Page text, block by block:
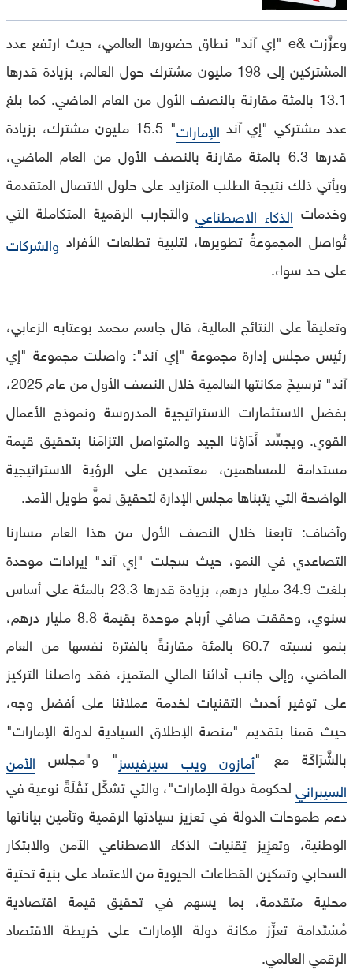
وعزَّزت &e "إي آند" نطاق حضورها العالمي، حيث ارتفع عدد
المشتركين إلى 198 مليون مشترك حول العالم، بزيادة قدرها
13.1 بالمئة مقارنة بالنصف الأول من العام الماضي. كما بلغ
عدد مشتركي "إي آند الإمارات
" 15.5 مليون مشترك، بزيادة
قدرها 6.3 بالمئة مقارنة بالنصف الأول من العام الماضي،
ويأتي ذلك نتيجة الطلب المتزايد على حلول الاتصال المتقدمة
وخدمات الذكاء الاصطناعي والتجارب الرقمية المتكاملة التي
تُواصل المجموعةُ تطويرها، لتلبية تطلعات الأفراد والشركات
على حد سواء.
وتعليقاً على النتائج المالية، قال جاسم محمد بوعتابه الزعابي،
رئيس مجلس إدارة مجموعة "إي آند": واصلت مجموعة "إي
آند" ترسيخَ مكانتها العالمية خلال النصف الأول من عام 2025،
بفضل الاستثمارات الاستراتيجية المدروسة ونموذج الأعمال
القوي. ويجسِّد أَدَاؤنا الجيد والمتواصل التزامَنا بتحقيق قيمة
مستدامة للمساهمين، معتمدين على الرؤية الاستراتيجية
الواضحة التي يتبناها مجلس الإدارة لتحقيق نموٍّ طويل الأمد.
وأضاف: تابعنا خلال النصف الأول من هذا العام مسارنا
التصاعدي في النمو، حيث سجلت "إي آند" إيرادات موحدة
بلغت 34.9 مليار درهم، بزيادة قدرها 23.3 بالمئة على أساس
سنوي، وحققت صافي أرباح موحدة بقيمة 8.8 مليار درهم،
بنمو نسبته 60.7 بالمئة مقارنةً بالفترة نفسها من العام
الماضي، وإلى جانب أدائنا المالي المتميز، فقد واصلنا التركيز
على توفير أحدث التقنيات لخدمة عملائنا على أفضل وجه،
حيث قمنا بتقديم "منصة الإطلاق السيادية لدولة الإمارات"
بالشَّرَاكَة مع "أمازون ويب سيرفيسز" و"مجلس الأمن
السيبرانيلحكومة دولة الإمارات"، والتي تشكِّل نَقْلَةً نوعية في
دعم طموحات الدولة في تعزيز سيادتها الرقمية وتأمين بياناتها
الوطنية، وتَعزِيز تِقَنيات الذكاء الاصطناعي الآمن والابتكار
السحابي وتمكين القطاعات الحيوية من الاعتماد على بنية تحتية
محلية متقدمة، بما يسهم في تحقيق قيمة اقتصادية
مُسْتَدَامَة تعزِّز مكانة دولة الإمارات على خريطة الاقتصاد
الرقمي العالمي.